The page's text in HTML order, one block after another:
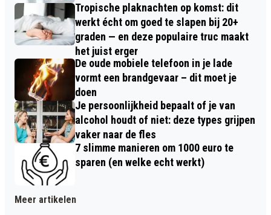
Tropische plaknachten op komst: dit
werkt écht om goed te slapen bij 20+
graden — en deze populaire truc maakt
het juist erger
De oude mobiele telefoon in je lade
vormt een brandgevaar – dit moet je
doen
Je persoonlijkheid bepaalt of je van
alcohol houdt of niet: deze types grijpen
vaker naar de fles
7 slimme manieren om 1000 euro te
sparen (en welke echt werkt)
Meer artikelen